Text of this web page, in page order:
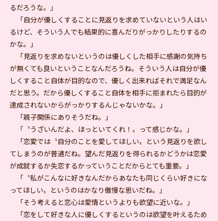
るだろうな。」
「自分が優しくすることに見返りを求めていないという人はい
るけど、そういう人でも結果的に喜んだりがっかりしたりするの
かな。」
「見返りを求めないというのは優しくした相手に感謝の気持ち
が無くても良いということなんだろうね。そういう人は自分が優
しくすること自体が目的なので、優しく出来ればそれで満足なん
だと思う。だから優しくすること自体を相手に拒まれたら目的が
達成されないからがっかりするんじゃないかな。」
「親子関係にありそうだね。」
「〝うざいんだよ、ほっといてくれ！〟って感じかな。」
「恋愛では〝自分のことを愛してほしい〟という見返りを欲し
てしまうのが普通だね。望んだ見返りを得られるかどうかは恋愛
が成就するか失恋するかっていうことだからとても重要。」
「〝私がこんなに好きなんだからあなたも同じくらい好きにな
ってほしい〟というのはかなり傲慢な思いだね。」
「そう考えると恋心は愛情というよりも欲望に近いな。」
「恋をして好きな人に優しくするというのは欲望を叶えるため